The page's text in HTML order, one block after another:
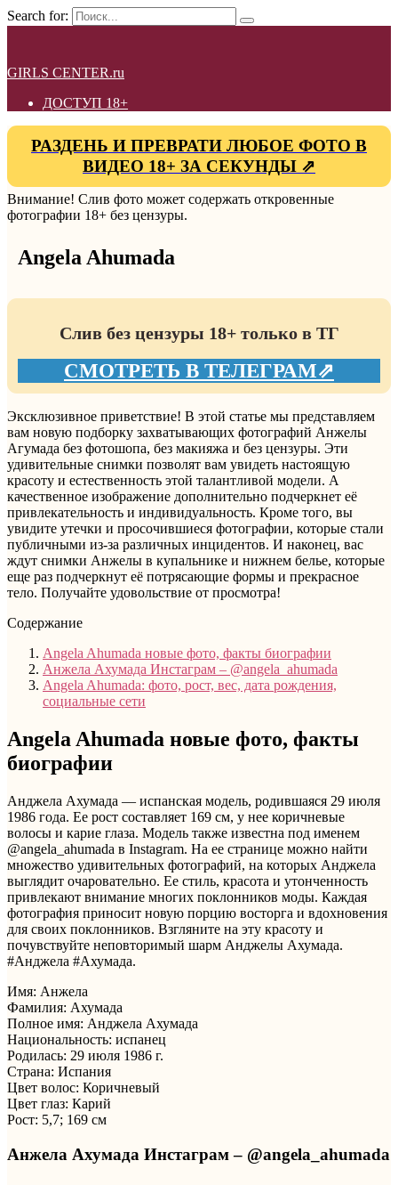
Search for:
GIRLS CENTER.ru
ДОСТУП 18+
РАЗДЕНЬ И ПРЕВРАТИ ЛЮБОЕ ФОТО В
ВИДЕО 18+ ЗА СЕКУНДЫ ⇗
Внимание! Слив фото может содержать откровенные
фотографии 18+ без цензуры.
Angela Ahumada
Слив без цензуры 18+ только в ТГ
СМОТРЕТЬ В ТЕЛЕГРАМ⇗
Эксклюзивное приветствие! В этой статье мы представляем
вам новую подборку захватывающих фотографий Анжелы
Агумада без фотошопа, без макияжа и без цензуры. Эти
удивительные снимки позволят вам увидеть настоящую
красоту и естественность этой талантливой модели. А
качественное изображение дополнительно подчеркнет её
привлекательность и индивидуальность. Кроме того, вы
увидите утечки и просочившиеся фотографии, которые стали
публичными из-за различных инцидентов. И наконец, вас
ждут снимки Анжелы в купальнике и нижнем белье, которые
еще раз подчеркнут её потрясающие формы и прекрасное
тело. Получайте удовольствие от просмотра!
Содержание
Angela Ahumada новые фото, факты биографии
Анжела Ахумада Инстаграм – @angela_ahumada
Angela Ahumada: фото, рост, вес, дата рождения,
социальные сети
Angela Ahumada новые фото, факты
биографии
Анджела Ахумада — испанская модель, родившаяся 29 июля
1986 года. Ее рост составляет 169 см, у нее коричневые
волосы и карие глаза. Модель также известна под именем
@angela_ahumada в Instagram. На ее странице можно найти
множество удивительных фотографий, на которых Анджела
выглядит очаровательно. Ее стиль, красота и утонченность
привлекают внимание многих поклонников моды. Каждая
фотография приносит новую порцию восторга и вдохновения
для своих поклонников. Взгляните на эту красоту и
почувствуйте неповторимый шарм Анджелы Ахумада.
#Анджела #Ахумада.
Имя: Анжела
Фамилия: Ахумада
Полное имя: Анджела Ахумада
Национальность: испанец
Родилась: 29 июля 1986 г.
Страна: Испания
Цвет волос: Коричневый
Цвет глаз: Карий
Рост: 5,7; 169 см
Анжела Ахумада Инстаграм – @angela_ahumada